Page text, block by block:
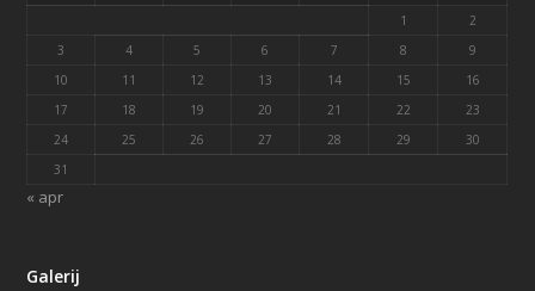
1
2
3
4 5 6 7 8
9
10
11 12 13 14 15
16
17
18 19 20 21 22
23
24
25 26 27 28 29
30
31
« apr
Galerij